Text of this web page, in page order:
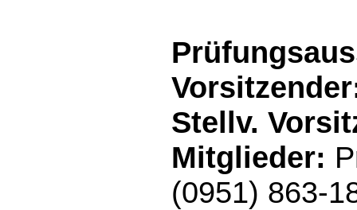
Stellv.
Mitglieder:
(0951) 863-